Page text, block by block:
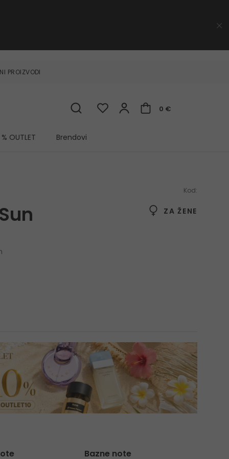
PROIZVODI
0 €
% OUTLET Brendovi
Kod:
ZA ŽENE
Bazne note